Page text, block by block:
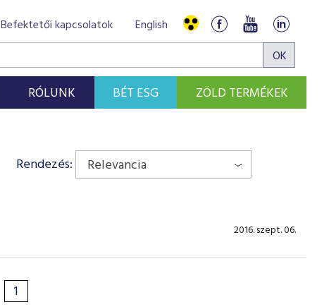
Befektetői kapcsolatok English
RÓLUNK BÉT ESG ZÖLD TERMÉKEK
Rendezés: Relevancia
2016. szept. 06.
1